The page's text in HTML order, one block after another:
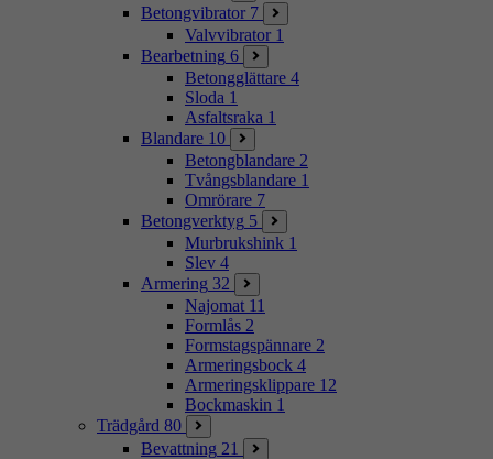
Betongvibrator 7
Valvvibrator 1
Bearbetning 6
Betongglättare 4
Sloda 1
Asfaltsraka 1
Blandare 10
Betongblandare 2
Tvångsblandare 1
Omrörare 7
Betongverktyg 5
Murbrukshink 1
Slev 4
Armering 32
Najomat 11
Formlås 2
Formstagspännare 2
Armeringsbock 4
Armeringsklippare 12
Bockmaskin 1
Trädgård 80
Bevattning 21